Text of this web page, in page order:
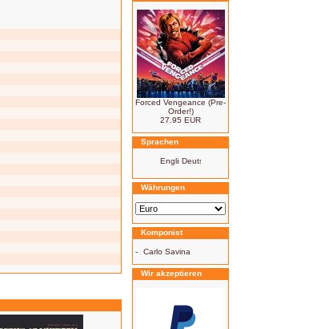
Forced Vengeance (Pre-
Order!)
27.95 EUR
Sprachen
Währungen
Komponist
- Carlo Savina
Wir akzeptieren